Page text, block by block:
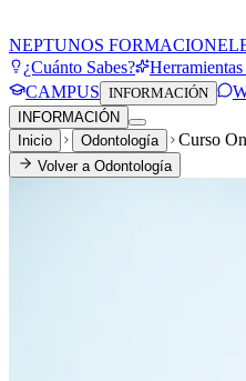
NEPTUNOS FORMACION
¿Cuánto Sabes?
CAMPUS INFORMACIÓN
INFORMACIÓN
Inicio
Odontología Curso
Volver a Odontología